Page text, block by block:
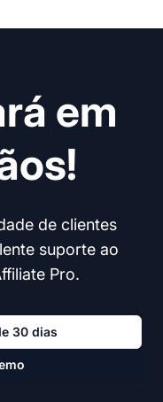
em
de clientes
suporte ao
Pro.
30 dias